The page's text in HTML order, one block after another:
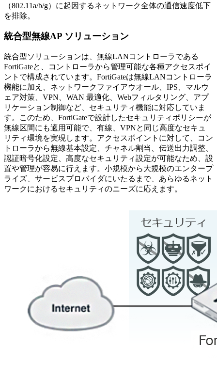
（802.11a/b/g）に起因するネットワーク全体の通信速度低下
を排除。
統合型無線AP ソリューション
統合型ソリューションは、無線LANコントローラである
FortiGateと、コントローラから管理可能な各種アクセスポイ
ントで構成されています。FortiGateは無線LANコントローラ
機能に加え、ネットワークファイアウオール、IPS、マルウ
ェア対策、VPN、WAN 最適化、Webフィルタリング、アプ
リケーション制御など、セキュリティ機能に対応していま
す。このため、FortiGateで設計したセキュリティポリシーが
無線区間にも適用可能で、有線、VPNと同じ高度なセキュ
リティ環境を実現します。アクセスポイントに対して、コン
トローラから無線基本設定、チャネル割当、伝送出力調整、
認証暗号化設定、高度なセキュリティ設定が可能なため、設
置や管理が容易に行えます。小規模から大規模のエンタープ
ライズ、サービスプロバイダにいたるまで、あらゆるネット
ワークにおけるセキュリティのニーズに応えます。